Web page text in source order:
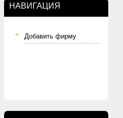
НАВИГАЦИЯ
Добавить фирму